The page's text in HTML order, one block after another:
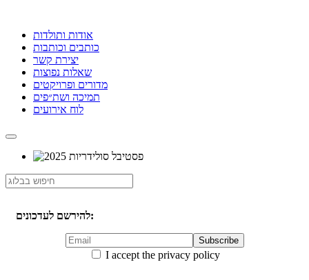
אודות ותולדות
כותבים וכותבות
יצירת קשר
שאלות נפוצות
מדורים ופרויקטים
תמיכה ושת״פים
לוח אירועים
להירשם לעדכונים:
I accept the privacy policy